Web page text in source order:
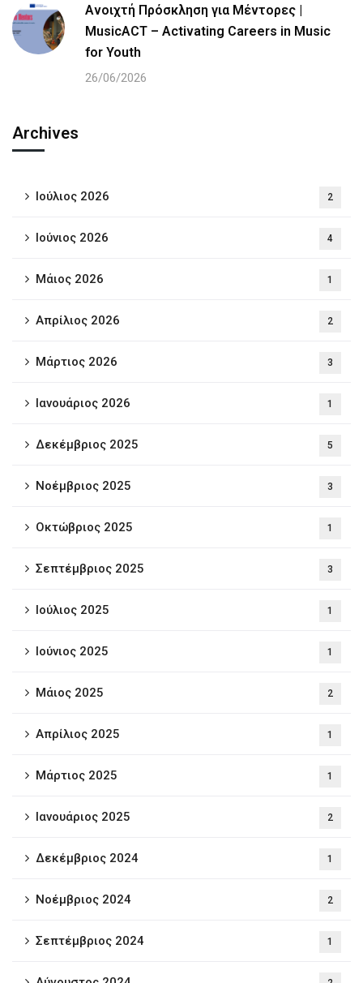
Ανοιχτή Πρόσκληση για Μέντορες |
MusicACT – Activating Careers in Music
for Youth
26/06/2026
Archives
Ιούλιος 2026 2
Ιούνιος 2026 4
Μάιος 2026 1
Απρίλιος 2026 2
Μάρτιος 2026 3
Ιανουάριος 2026 1
Δεκέμβριος 2025 5
Νοέμβριος 2025 3
Οκτώβριος 2025 1
Σεπτέμβριος 2025 3
Ιούλιος 2025 1
Ιούνιος 2025 1
Μάιος 2025 2
Απρίλιος 2025 1
Μάρτιος 2025 1
Ιανουάριος 2025 2
Δεκέμβριος 2024 1
Νοέμβριος 2024 2
Σεπτέμβριος 2024 1